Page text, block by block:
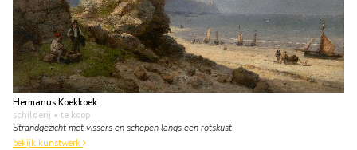
Hermanus Koekkoek
schilderij • te koop
Strandgezicht met vissers en schepen langs een rotskust
bekijk kunstwerk